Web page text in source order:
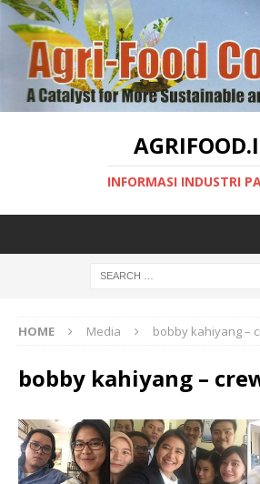
INFORMASI INDUSTRI
HOME Media bobby kahiyang –
bobby kahiyang –